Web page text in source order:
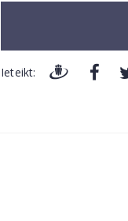
Ieteikt: